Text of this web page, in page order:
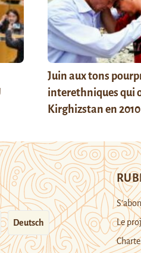
Juin aux tons
interethniques qui
Kirghizstan en 2010
Deutsch
Le